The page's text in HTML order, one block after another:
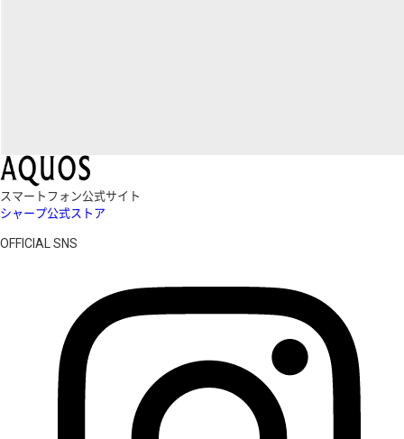
スマートフォン公式サイト
シャープ公式ストア
OFFICIAL SNS